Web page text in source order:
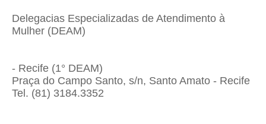
Delegacias Especializadas de Atendimento à
Mulher (DEAM)
- Recife (1° DEAM)
Praça do Campo Santo, s/n, Santo Amato - Recife
Tel. (81) 3184.3352